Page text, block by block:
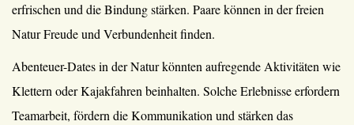
erfrischen und die Bindung stärken. Paare können in der freien
Natur Freude und Verbundenheit finden.
Abenteuer-Dates in der Natur könnten aufregende Aktivitäten wie
Klettern oder Kajakfahren beinhalten. Solche Erlebnisse erfordern
Teamarbeit, fördern die Kommunikation und stärken das